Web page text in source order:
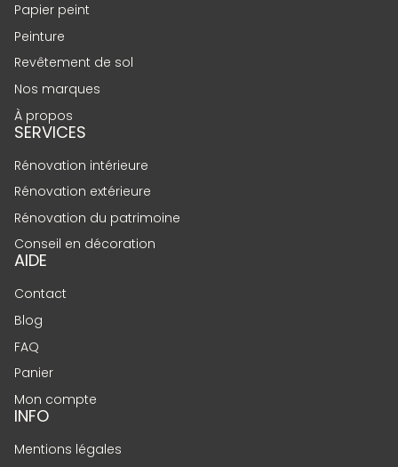
Papier peint
Peinture
Revêtement de sol
Nos marques
À propos
SERVICES
Rénovation intérieure
Rénovation extérieure
Rénovation du patrimoine
Conseil en décoration
AIDE
Contact
Blog
FAQ
Panier
Mon compte
INFO
Mentions légales